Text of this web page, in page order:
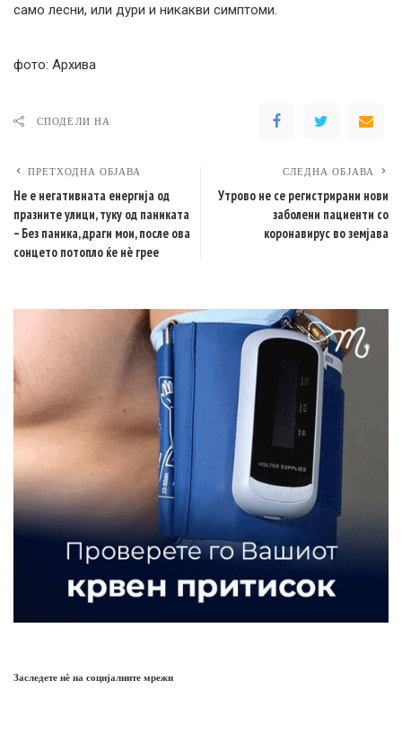
само лесни, или дури и никакви симптоми.
фото: Архива
СПОДЕЛИ НА
ПРЕТХОДНА ОБЈАВА
Не е негативната енергија од
празните улици, туку од паниката
– Без паника, драги мои, после ова
сонцето потопло ќе нè грее
СЛЕДНА ОБЈАВА
Утрово не се регистрирани нови
заболени пациенти со
коронавирус во земјава
Заследете нѐ на социјалните мрежи